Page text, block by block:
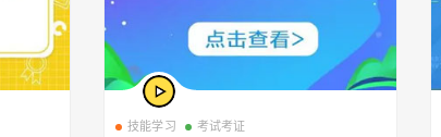
技能学习 考试考证